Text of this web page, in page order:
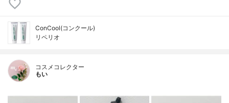
ConCool(コンクール)
リペリオ
コスメコレクター
もい